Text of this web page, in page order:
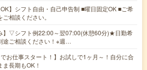
OK】シフト自由・自己申告制 ■曜日固定OK ■ご希
相談ください。
】▽シフト例22:00～翌07:00(休憩60分)★日勤希
途ご相談ください！※週…
でお仕事スタート！】お試しで1ヶ月～！自分に合
ま長期もOK！